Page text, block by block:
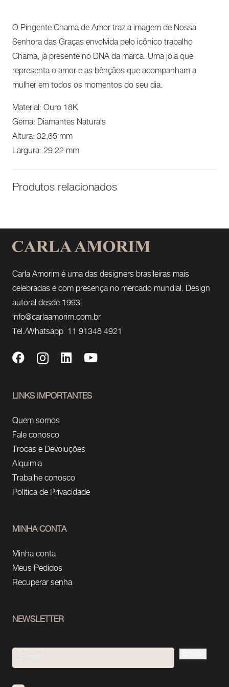
O Pingente Chama de Amor traz a imagem de Nossa
Senhora das Graças envolvida pelo icônico trabalho
Chama, já presente no DNA da marca. Uma joia que
representa o amor e as bênçãos que acompanham a
mulher em todos os momentos do seu dia.
Material: Ouro 18K
Gema: Diamantes Naturais
Altura: 32,65 mm
Largura: 29,22 mm
Produtos relacionados
Carla Amorim é uma das designers brasileiras mais
celebradas e com presença no mercado mundial. Design
autoral desde 1993.
info@carlaamorim.com.br
Tel./Whatsapp 11 91348 4921
LINKS IMPORTANTES
Quem somos
Fale conosco
Trocas e Devoluções
Alquimia
Trabalhe conosco
Política de Privacidade
MINHA CONTA
Minha conta
Meus Pedidos
Recuperar senha
NEWSLETTER